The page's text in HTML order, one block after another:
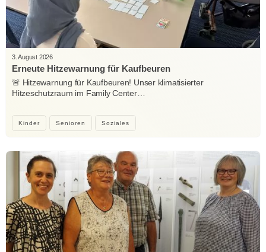
Kinder Senioren Soziales
3. August 2026
Erneute Hitzewarnung für Kaufbeuren
🚨 Hitzewarnung für Kaufbeuren! Unser klimatisierter
Hitzeschutzraum im Family Center…